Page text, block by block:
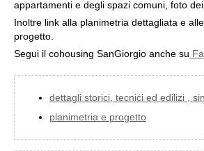
appartamenti e degli spazi comuni, foto
Inoltre link alla planimetria dettagliata e
progetto.
Segui il cohousing SanGiorgio anche su
dettagli storici, tecnici ed edilizi ,
planimetria e progetto